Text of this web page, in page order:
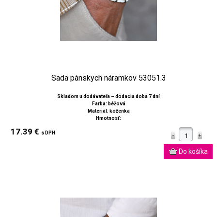
Sada pánskych náramkov 53051.3
Skladom u dodávateľa – dodacia doba 7 dní
Farba: béžová
Materiál: koženka
Hmotnosť:
17.39 € s DPH